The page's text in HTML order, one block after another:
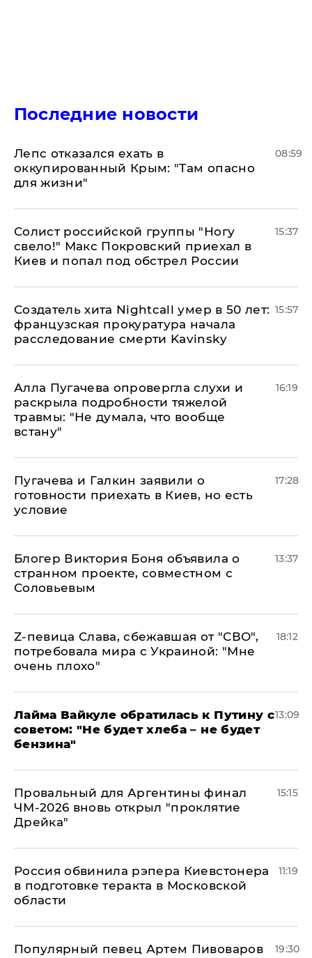
Последние новости
Лепс отказался ехать в
оккупированный Крым: "Там опасно
для жизни"
08:59
Солист российской группы "Ногу
свело!" Макс Покровский приехал в
Киев и попал под обстрел России
15:37
Создатель хита Nightcall умер в 50 лет:
французская прокуратура начала
расследование смерти Kavinsky
15:57
Алла Пугачева опровергла слухи и
раскрыла подробности тяжелой
травмы: "Не думала, что вообще
встану"
16:19
Пугачева и Галкин заявили о
готовности приехать в Киев, но есть
условие
17:28
Блогер Виктория Боня объявила о
странном проекте, совместном с
Соловьевым
13:37
Z-певица Слава, сбежавшая от "СВО",
потребовала мира с Украиной: "Мне
очень плохо"
18:12
Лайма Вайкуле обратилась к Путину с
советом: "Не будет хлеба – не будет
бензина"
13:09
Провальный для Аргентины финал
ЧМ-2026 вновь открыл "проклятие
Дрейка"
15:15
Россия обвинила рэпера Киевстонера
в подготовке теракта в Московской
области
11:19
Популярный певец Артем Пивоваров
19:30